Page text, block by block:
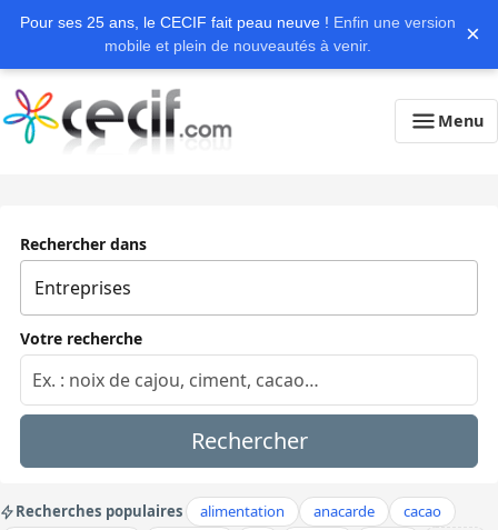
Pour ses 25 ans, le CECIF fait peau neuve ! Enfin une version
mobile et plein de nouveautés à venir.
×
Menu
Rechercher dans
Votre recherche
Rechercher
Recherches populaires alimentation anacarde
cacao